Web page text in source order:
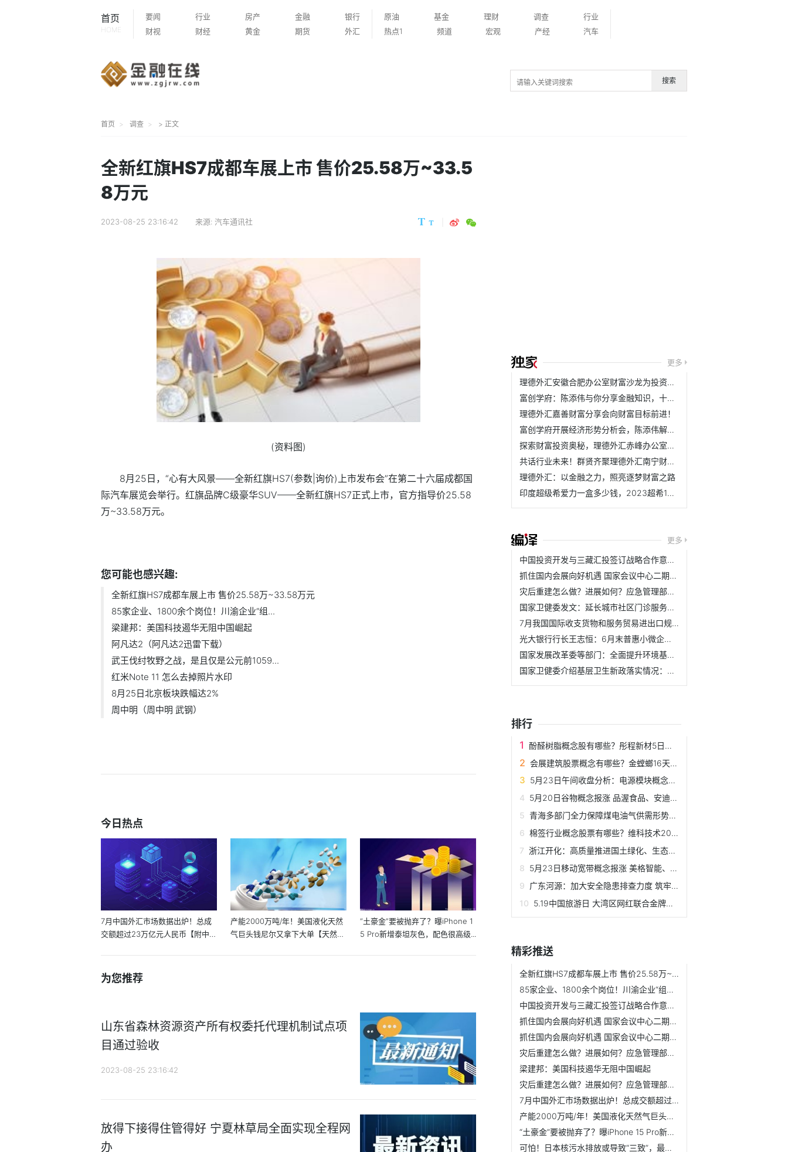
首页
HOME
要闻 行业 房产 金融
银行
财视
财经 黄金 期货 外汇
原油 基金 理财 调查
行业
热点1
频道 宏观 产经 汽车
搜索
首页 调查 > 正文
全新红旗HS7成都车展上市 售价25.58万~33.5
8万元
2023-08-25 23:16:42 来源: 汽车通讯社
(资料图)
8月25日，“心有大风景——全新红旗HS7(参数|询价)上市发布会”在第二十六届成都国
际汽车展览会举行。红旗品牌C级豪华SUV——全新红旗HS7正式上市，官方指导价25.58
万~33.58万元。
您可能也感兴趣:
全新红旗HS7成都车展上市 售价25.58万~33.58万元
85家企业、1800余个岗位！川渝企业“组...
梁建邦：美国科技遏华无阻中国崛起
阿凡达2（阿凡达2迅雷下载）
武王伐纣牧野之战，是且仅是公元前1059...
红米Note 11 怎么去掉照片水印
8月25日北京板块跌幅达2%
周中明（周中明 武钢）
今日热点
7月中国外汇市场数据出炉！总成
交额超过23万亿元人民币【附中国
产能2000万吨/年！美国液化天然
气巨头钱尼尔又拿下大单【天然气
“土豪金”要被抛弃了？曝iPhone 1
5 Pro新增泰坦灰色，配色很高级...
为您推荐
山东省森林资源资产所有权委托代理机制试点项
目通过验收
2023-08-25 23:16:42
放得下接得住管得好 宁夏林草局全面实现全程网
办
更多
理德外汇安徽合肥办公室财富沙龙为投资者带来财富之光
富创学府：陈添伟与你分享金融知识，十堰培训完美收官
理德外汇嘉善财富分享会向财富目标前进！
富创学府开展经济形势分析会，陈添伟解密外汇黄金期
探索财富投资奥秘，理德外汇赤峰办公室财富沙龙来啦！
共话行业未来！群贤齐聚理德外汇南宁财富沙龙
理德外汇：以金融之力，照亮逐梦财富之路
印度超级希爱力一盒多少钱，2023超希10粒装价格已更新
更多
中国投资开发与三藏汇投签订战略合作意向书
抓住国内会展向好机遇 国家会议中心二期加快建设
灾后重建怎么做？进展如何？应急管理部救灾司回应
国家卫健委发文：延长城市社区门诊服务时间
7月我国国际收支货物和服务贸易进出口规模37710亿元
光大银行行长王志恒：6月末普惠小微企业贷款余额3468亿 较年...
国家发展改革委等部门：全面提升环境基础设施建设水平
国家卫健委介绍基层卫生新政落实情况：推动延长门诊，配套调...
排行
酚醛树脂概念股有哪些？彤程新材5日内股价上涨3.79%
会展建筑股票概念有哪些？金螳螂16天下跌8.16%
5月23日午间收盘分析：电源模块概念报涨 通合科技领涨
5月20日谷物概念报涨 品渥食品、安迪苏和嘉美包装等领涨
青海多部门全力保障煤电油气供需形势稳定
棉签行业概念股票有哪些？维科技术2021年公司营业总收入20.75亿
浙江开化：高质量推进国土绿化、生态提质富民增收
5月23日移动宽带概念报涨 美格智能、神宇股份等领涨
广东河源：加大安全隐患排查力度 筑牢林业安全防线
5.19中国旅游日 大湾区网红联合金牌导游云游惠东直播上线
精彩推送
全新红旗HS7成都车展上市 售价25.58万~33.58万元
85家企业、1800余个岗位！川渝企业“组团”揽才
中国投资开发与三藏汇投签订战略合作意向书
抓住国内会展向好机遇 国家会议中心二期加快建设
抓住国内会展向好机遇 国家会议中心二期加快建设
灾后重建怎么做？进展如何？应急管理部救灾司回应
梁建邦：美国科技遏华无阻中国崛起
灾后重建怎么做？进展如何？应急管理部救灾司回应
7月中国外汇市场数据出炉！总成交额超过23万亿元人民币【附中...
产能2000万吨/年！美国液化天然气巨头钱尼尔又拿下大单【天然...
“土豪金”要被抛弃了？曝iPhone 15 Pro新增泰坦灰色，配色...
可怕！日本核污水排放或导致“三致”，最严重影响是致畸【附...